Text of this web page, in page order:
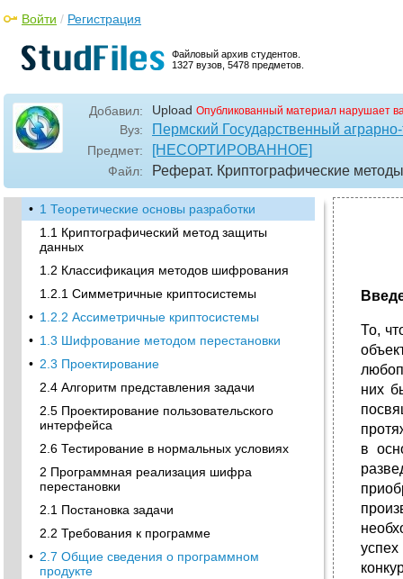
Файловый архив студентов.
1327 вузов, 5478 предметов.
Войти / Регистрация
Добавил: Upload Опубликованный материал нарушает
Вуз: Пермский Государственный
Предмет: [НЕСОРТИРОВАННОЕ]
Файл: Реферат. Криптографические
• 1 Теоретические основы разработки
1.1 Криптографический метод защиты
данных
1.2 Классификация методов шифрования
1.2.1 Симметричные криптосистемы
• 1.2.2 Ассиметричные криптосистемы
• 1.3 Шифрование методом перестановки
• 2.3 Проектирование
2.4 Алгоритм представления задачи
2.5 Проектирование пользовательского
интерфейса
2.6 Тестирование в нормальных условиях
2 Программная реализация шифра
перестановки
2.1 Постановка задачи
2.2 Требования к программе
• 2.7 Общие сведения о программном
продукте
То,
них
в